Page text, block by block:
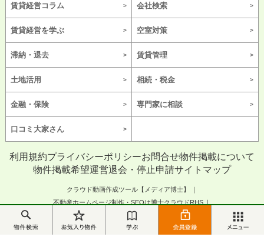
賃貸経営コラム 会社検索
賃貸経営を学ぶ 空室対策
滞納・退去 賃貸管理
土地活用 相続・税金
金融・保険 専門家に相談
口コミ大家さん
利用規約プライバシーポリシーお問合せ物件掲載について
物件掲載希望運営退会・停止申請サイトマップ
クラウド動画作成ツール【メディア博士】
不動産ホームページ制作・SEOは博士クラウドRHS
マニュアル作成・マニュアル動画は【マニュアル博士】
あな場チャンネル｜独創性イキイキ人をインタビューするチャンネル